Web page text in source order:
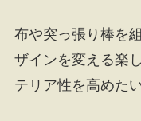
布や突っ張り棒を
ザインを変える楽
テリア性を高めた